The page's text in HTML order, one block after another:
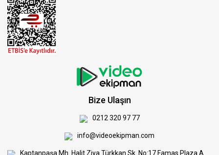
Bize Ulaşın
0212 320 97 77
info@videoekipman.com
Kaptanpaşa Mh. Halit Ziya Türkkan Sk. No:17 Famas Plaza A